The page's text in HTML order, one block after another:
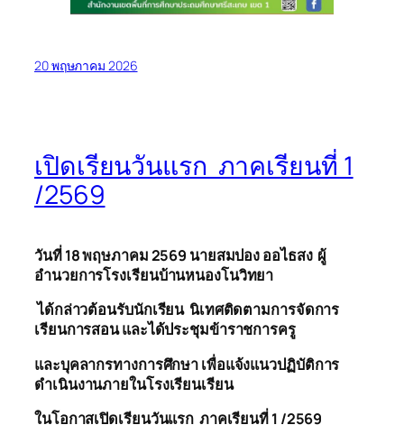
20 พฤษภาคม 2026
เปิดเรียนวันแรก ภาคเรียนที่ 1
/2569
วันที่ 18 พฤษภาคม 2569 นายสมปอง ออไธสง ผู้
อำนวยการโรงเรียนบ้านหนองโนวิทยา
ได้กล่าวต้อนรับนักเรียน นิเทศติดตามการจัดการ
เรียนการสอน และได้ประชุมข้าราชการครู
และบุคลากรทางการศึกษา เพื่อแจ้งแนวปฏิบัติการ
ดำเนินงานภายในโรงเรียนเรียน
ในโอกาสเปิดเรียนวันแรก ภาคเรียนที่ 1 /2569